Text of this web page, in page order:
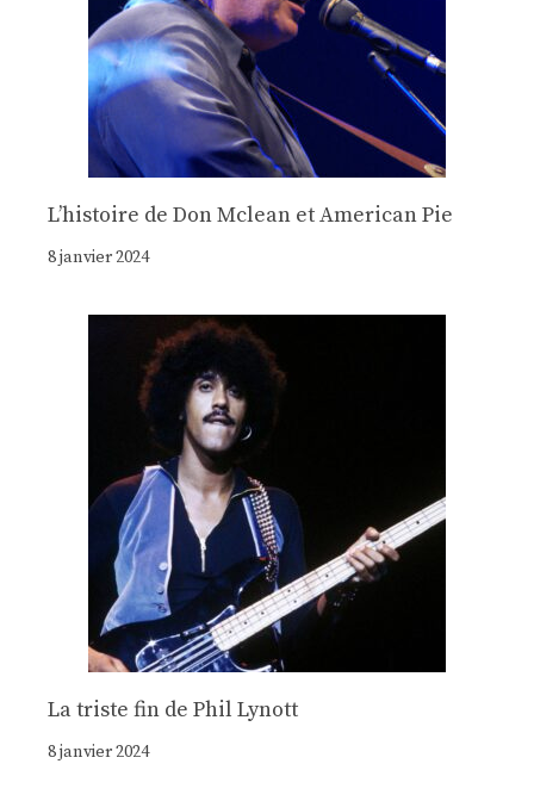
Lʼhistoire de Don Mclean et American Pie
8 janvier 2024
La triste fin de Phil Lynott
8 janvier 2024